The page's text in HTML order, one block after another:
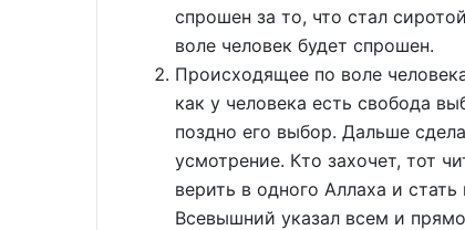
спрошен за то, что стал
воле человек будет спрошен.
Происходящее по воле
как у человека есть свобода
поздно его выбор. Дальше
усмотрение. Кто захочет, тот
верить в одного Аллаха и
Всевышний указал всем и